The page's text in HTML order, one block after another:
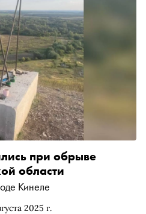
2025 г.
при обрыве
области
Кинеле